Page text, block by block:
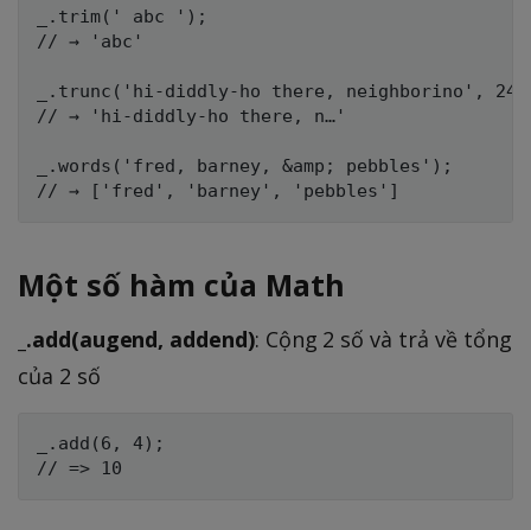
_.trim(' abc ');
// → 'abc'
_.trunc('hi-diddly-ho there, neighborino',
// → 'hi-diddly-ho there, n…'
_.words('fred, barney, &amp; pebbles');
Một số hàm của Math
_.add(augend, addend): Cộng 2 số và trả về tổng
của 2 số
_.add(6, 4);